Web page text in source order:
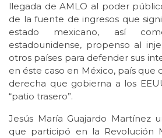
llegada de AMLO al poder
de la fuente de ingresos que
estado mexicano, así
estadounidense, propenso al
otros países para defender sus
en éste caso en México, país que
derecha que gobierna a los
“patio trasero”.
Jesús María Guajardo Martínez
que participó en la Revolución